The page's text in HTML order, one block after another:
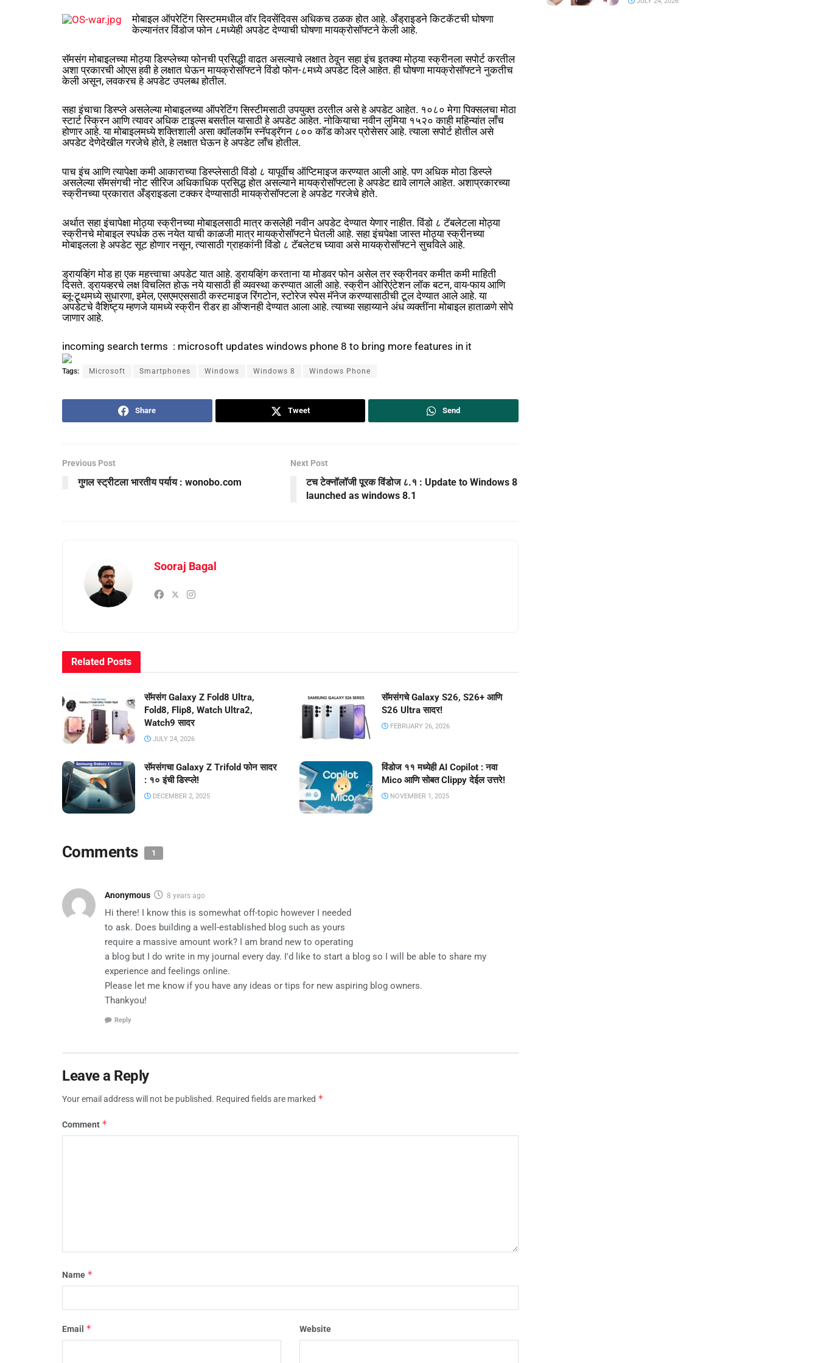
मोबाइल ऑपरेटिंग सिस्टममधील वॉर दिवसेंदिवस अधिकच ठळक होत आहे. अँड्राइडने किटकॅटची घोषणा
केल्यानंतर विंडोज फोन ८मध्येही अपडेट देण्याची घोषणा मायक्रोसॉफ्टने केली आहे.
सॅमसंग मोबाइलच्या मोठ्या डिस्प्लेच्या फोनची प्रसिद्धी वाढत असल्याचे लक्षात ठेवून सहा इंच इतक्या मोठ्या स्क्रीनला सपोर्ट करतील
अशा प्रकारची ओएस हवी हे लक्षात घेऊन मायक्रोसॉफ्टने विंडो फोन-८मध्ये अपडेट दिले आहेत. ही घोषणा मायक्रोसॉफ्टने नुकतीच
केली असून, लवकरच हे अपडेट उपलब्ध होतील.
सहा इंचाचा डिस्प्ले असलेल्या मोबाइलच्या ऑपरेटिंग सिस्टीमसाठी उपयुक्त ठरतील असे हे अपडेट आहेत. १०८० मेगा पिक्सलचा मोठा
स्टार्ट स्क्रिन आणि त्यावर अधिक टाइल्स बसतील यासाठी हे अपडेट आहेत. नोकियाचा नवीन लुमिया १५२० काही महिन्यांत लाँच
होणार आहे. या मोबाइलमध्ये शक्तिशाली असा क्वॉलकॉम स्नॅपड्रॅगन ८०० कॉड कोअर प्रोसेसर आहे. त्याला सपोर्ट होतील असे
अपडेट देणेदेखील गरजेचे होते, हे लक्षात घेऊन हे अपडेट लाँच होतील.
पाच इंच आणि त्यापेक्षा कमी आकाराच्या डिस्प्लेसाठी विंडो ८ यापूर्वीच ऑप्टिमाइज करण्यात आली आहे. पण अधिक मोठा डिस्प्ले
असलेल्या सॅमसंगची नोट सीरिज अधिकाधिक प्रसिद्ध होत असल्याने मायक्रोसॉफ्टला हे अपडेट द्यावे लागले आहेत. अशाप्रकारच्या
स्क्रीनच्या प्रकारात अँड्राइडला टक्कर देण्यासाठी मायक्रोसॉफ्टला हे अपडेट गरजेचे होते.
अर्थात सहा इंचापेक्षा मोठ्या स्क्रीनच्या मोबाइलसाठी मात्र कसलेही नवीन अपडेट देण्यात येणार नाहीत. विंडो ८ टॅबलेटला मोठ्या‌
स्क्रीनचे मोबाइल स्पर्धक ठरू नयेत याची काळजी मात्र मायक्रोसॉफ्टने घेतली आहे. सहा इंचपेक्षा जास्त मोठ्या स्क्रीनच्या
मोबाइलला हे अपडेट सूट होणार नसून, त्यासाठी ग्राहकांनी विंडो ८ टॅबलेटच घ्यावा असे मायक्रोसॉफ्टने सुचविले आहे.
ड्रायव्हिंग मोड हा एक महत्त्वाचा अपडेट यात आहे. ड्रायव्हिंग करताना या मोडवर फोन असेल तर स्क्रीनवर कमीत कमी माहिती
दिसते. ड्रायव्हरचे लक्ष विचलित होऊ नये यासाठी ही व्यवस्था करण्यात आली आहे. स्क्रीन ओरिएंटेशन लॉक बटन, वाय-फाय आणि
ब्लू-टूथमध्ये सुधारणा, इमेल, एसएमएससाठी कस्टमाइज रिंगटोन, स्टोरेज स्पेस मॅनेज करण्यासाठीची टूल देण्यात आले आहे. या
अपडेटचे ‌वैशिष्ट्य म्हणजे यामध्ये स्क्रीन रीडर हा ऑप्शनही देण्यात आला आहे. त्याच्या सहाय्याने अंध व्यक्तींना मोबाइल हाताळणे सोपे
जाणार आहे.
incoming search terms : microsoft updates windows phone 8 to bring more features in it
Tags: Microsoft Smartphones Windows Windows 8 Windows Phone
Share Tweet Send
Previous Post
गुगल स्ट्रीटला भारतीय पर्याय : wonobo.com
Next Post
टच टेक्नॉलॉजी पूरक विंडोज ८.१ : Update to Windows 8
launched as windows 8.1
Sooraj Bagal
Related Posts
सॅमसंग Galaxy Z Fold8 Ultra,
Fold8, Flip8, Watch Ultra2,
Watch9 सादर
JULY 24, 2026
सॅमसंगचे Galaxy S26, S26+ आणि
S26 Ultra सादर!
FEBRUARY 26, 2026
सॅमसंगचा Galaxy Z Trifold फोन सादर
: १० इंची डिस्प्ले!
DECEMBER 2, 2025
विंडोज ११ मध्येही AI Copilot : नवा
Mico आणि सोबत Clippy देईल उत्तरे!
NOVEMBER 1, 2025
Comments 1
Anonymous 8 years ago
Hi there! I know this is somewhat off-topic however I needed
to ask. Does building a well-established blog such as yours
require a massive amount work? I am brand new to operating
a blog but I do write in my journal every day. I'd like to start a blog so I will be able to share my
experience and feelings online.
Please let me know if you have any ideas or tips for new aspiring blog owners.
Thankyou!
Reply
Leave a Reply
Your email address will not be published. Required fields are marked *
Comment *
Name *
Email * Website